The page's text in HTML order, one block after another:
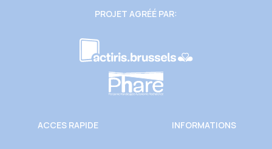
ACCES RAPIDE INFORMATIONS
PROJET AGRÉÉ PAR: